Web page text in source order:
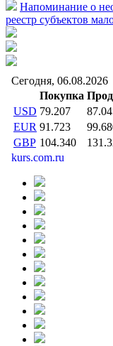
Напоминание о
реестр субъектов